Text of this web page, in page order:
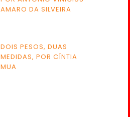
AMARO DA SILVEIRA
DOIS PESOS, DUAS
MEDIDAS, POR CÍNTIA
MUA